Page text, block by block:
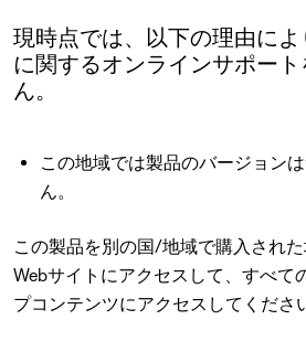
現時点では、以下の理由に
に関するオンラインサポー
ん。
この地域では製品のバージョン
ん。
この製品を別の国/地域で購入され
Webサイトにアクセスして、すべて
プコンテンツにアクセスしてくださ